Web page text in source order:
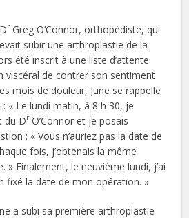
rGreg O’Connor, orthopédiste, qui
subir une arthroplastie de la
été inscrit à une liste d’attente.
viscéral de contrer son sentiment
mois de douleur, June se rappelle
« Le lundi matin, à 8 h 30, je
du DrO’Connor et je posais
: « Vous n’auriez pas la date de
fois, j’obtenais la même
» Finalement, le neuvième lundi, j’ai
fixé la date de mon opération. »
a subi sa première arthroplastie